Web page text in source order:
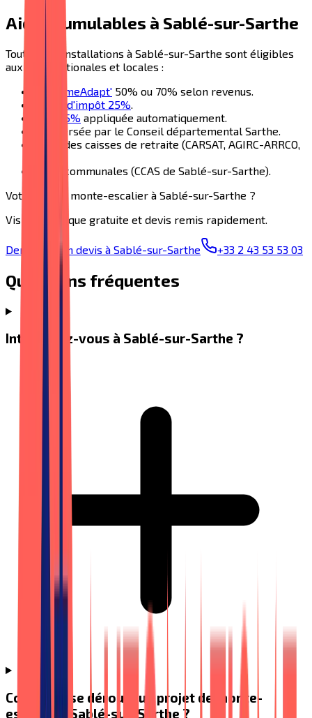
Aides cumulables à Sablé-sur-Sarthe
Toutes nos installations à Sablé-sur-Sarthe sont éligibles
aux aides nationales et locales :
MaPrimeAdapt' 50% ou 70% selon revenus.
Crédit d'impôt 25%.
TVA 5,5% appliquée automatiquement.
APA versée par le Conseil départemental Sarthe.
Aides des caisses de retraite (CARSAT, AGIRC-ARRCO,
Aides communales (CCAS de Sablé-sur-Sarthe).
Votre projetmonte-escalier à Sablé-sur-Sarthe ?
Visite technique gratuite et devis remis rapidement.
Demander un devis à Sablé-sur-Sarthe +33 2 43 53 53 03
Questions fréquentes
Intervenez-vous à Sablé-sur-Sarthe ?
Comment se déroule un projet de monte-
escalier à Sablé-sur-Sarthe ?